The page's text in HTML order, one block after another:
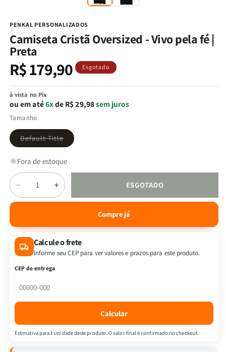
PENKAL PERSONALIZADOS
Camiseta Cristã Oversized - Vivo pela fé |
Preta
Preço
normal
R$ 179,90 Esgotado
à vista no Pix
ou em até6xde R$ 29,98sem juros
Tamanho
Default TitleVariante
esgotada
indisponível
Fora de estoque
Quantidade
Diminuir
a
Camiseta
Cristã
Oversized
pela
Aumentar
a
quantidade
Camiseta
Cristã
Oversized
ESGOTADO
Compre já
Calcule o frete
Informe seu CEP para ver valores e prazos para este produto.
CEP de entrega
Calcular
Estimativa para 1 unidade deste produto. O valor final é confirmado no checkout.